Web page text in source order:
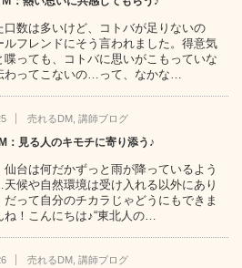
口数は多いけど、コトバが足りないの
ルフレンドにそう言われました。得意気
喋っても、コトバに思いがこもっていな
わってこないの…って、なかな…
売れるDM, 講師ブログ
：見る人のキモチに寄り添う♪
仙台は何だかずっと雨が降っているよう
候や自然環境は受け入れる以外にあり
だって自分のチカラじゃどうにもできま
ね！こんにちは♪“東北人の…
売れるDM, 講師ブログ